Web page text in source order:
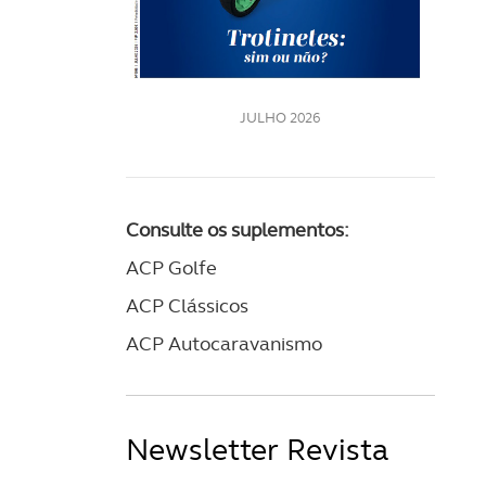
JULHO 2026
Consulte os suplementos:
ACP Golfe
ACP Clássicos
ACP Autocaravanismo
Newsletter Revista